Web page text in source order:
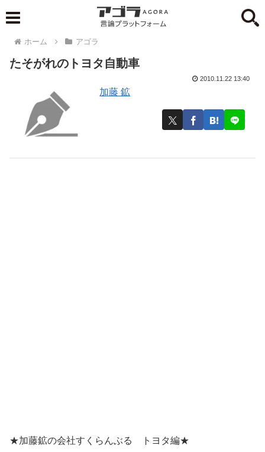
ホーム アゴラ
たそがれのトヨタ自動車
加藤 鉱
2010.11.22 13:40
★加藤鉱の会社すくらんぶる トヨタ編★